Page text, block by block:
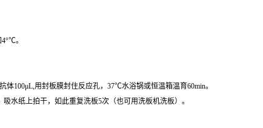
。
100μL,用封板膜封住反应孔，37℃水浴锅或恒温箱温育60min。
水纸上拍干，如此重复洗板5次（也可用洗板机洗板）。